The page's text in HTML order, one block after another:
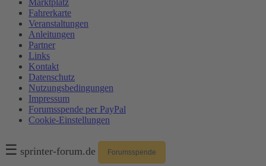
Marktplatz
Fahrerkarte
Veranstaltungen
Anleitungen
Partner
Links
Kontakt
Datenschutz
Nutzungsbedingungen
Impressum
Forumsspende per PayPal
Cookie-Einstellungen
☰ sprinter-forum.de Forumsspende